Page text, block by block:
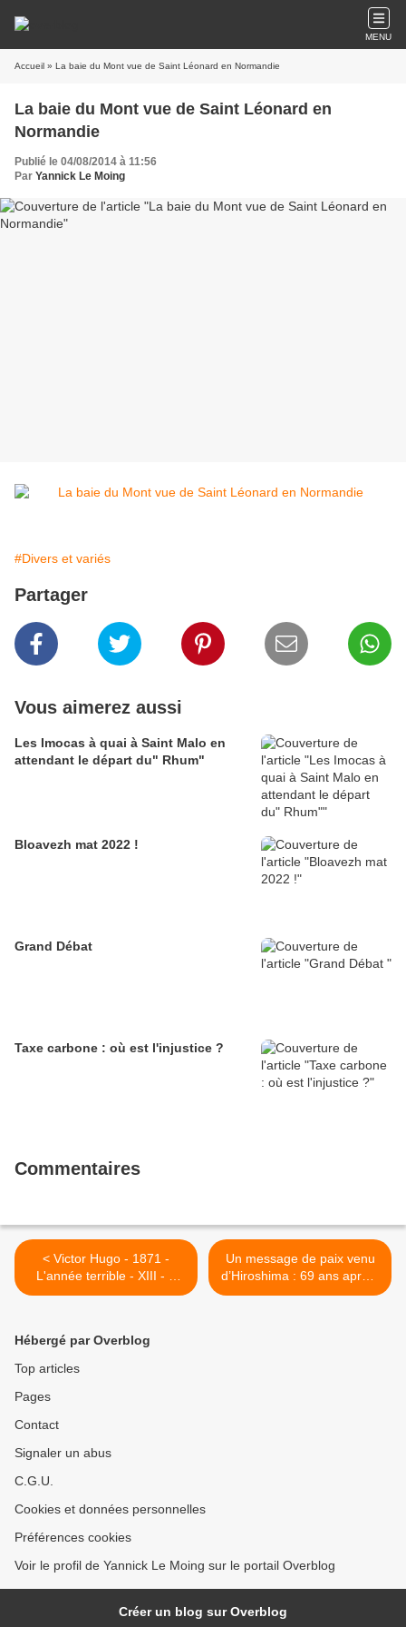
MENU
Accueil » La baie du Mont vue de Saint Léonard en Normandie
La baie du Mont vue de Saint Léonard en
Normandie
Publié le 04/08/2014 à 11:56
Par Yannick Le Moing
#Divers et variés
Partager
Vous aimerez aussi
Les Imocas à quai à Saint Malo en
attendant le départ du" Rhum"
Bloavezh mat 2022 !
Grand Débat
Taxe carbone : où est l'injustice ?
Commentaires
< Victor Hugo - 1871 -
L'année terrible - XIII - A
ceux qu'on foule aux pieds
Un message de paix venu
d’Hiroshima : 69 ans après,
la paix reste la meilleure
Hébergé par Overblog
Top articles
Pages
Contact
Signaler un abus
C.G.U.
Cookies et données personnelles
Préférences cookies
Voir le profil de Yannick Le Moing sur le portail Overblog
Créer un blog sur Overblog